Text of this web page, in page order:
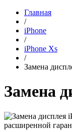
Главная
/
iPhone
/
iPhone Xs
/
Замена
Замена